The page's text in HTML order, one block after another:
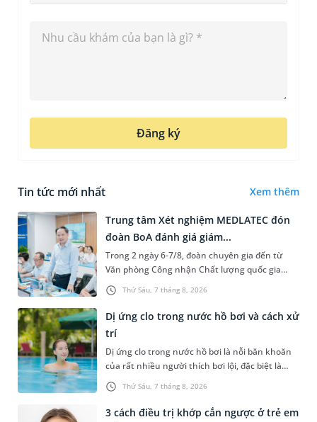
Đăng ký
Tin tức mới nhất Xem thêm
Thứ Sáu, 7 tháng 8, 2026
Trung tâm Xét nghiệm MEDLATEC đón
đoàn BoA đánh giá giám...
Trong 2 ngày 6-7/8, đoàn chuyên gia đến từ
Văn phòng Công nhận Chất lượng quốc gia
(BoA) đã ghi nhận và đánh giá cao nỗ lực duy trì
hệ thống quản lý chất lượ...
Thứ Sáu, 7 tháng 8, 2026
Dị ứng clo trong nước hồ bơi và cách xử
trí
Dị ứng clo trong nước hồ bơi là nỗi băn khoăn
của rất nhiều người thích bơi lội, đặc biệt là
những trường hợp thường xuyên bơi ở những
hồ bơi nhân tạo. Bài v...
3 cách điều trị khớp cắn ngược ở trẻ em